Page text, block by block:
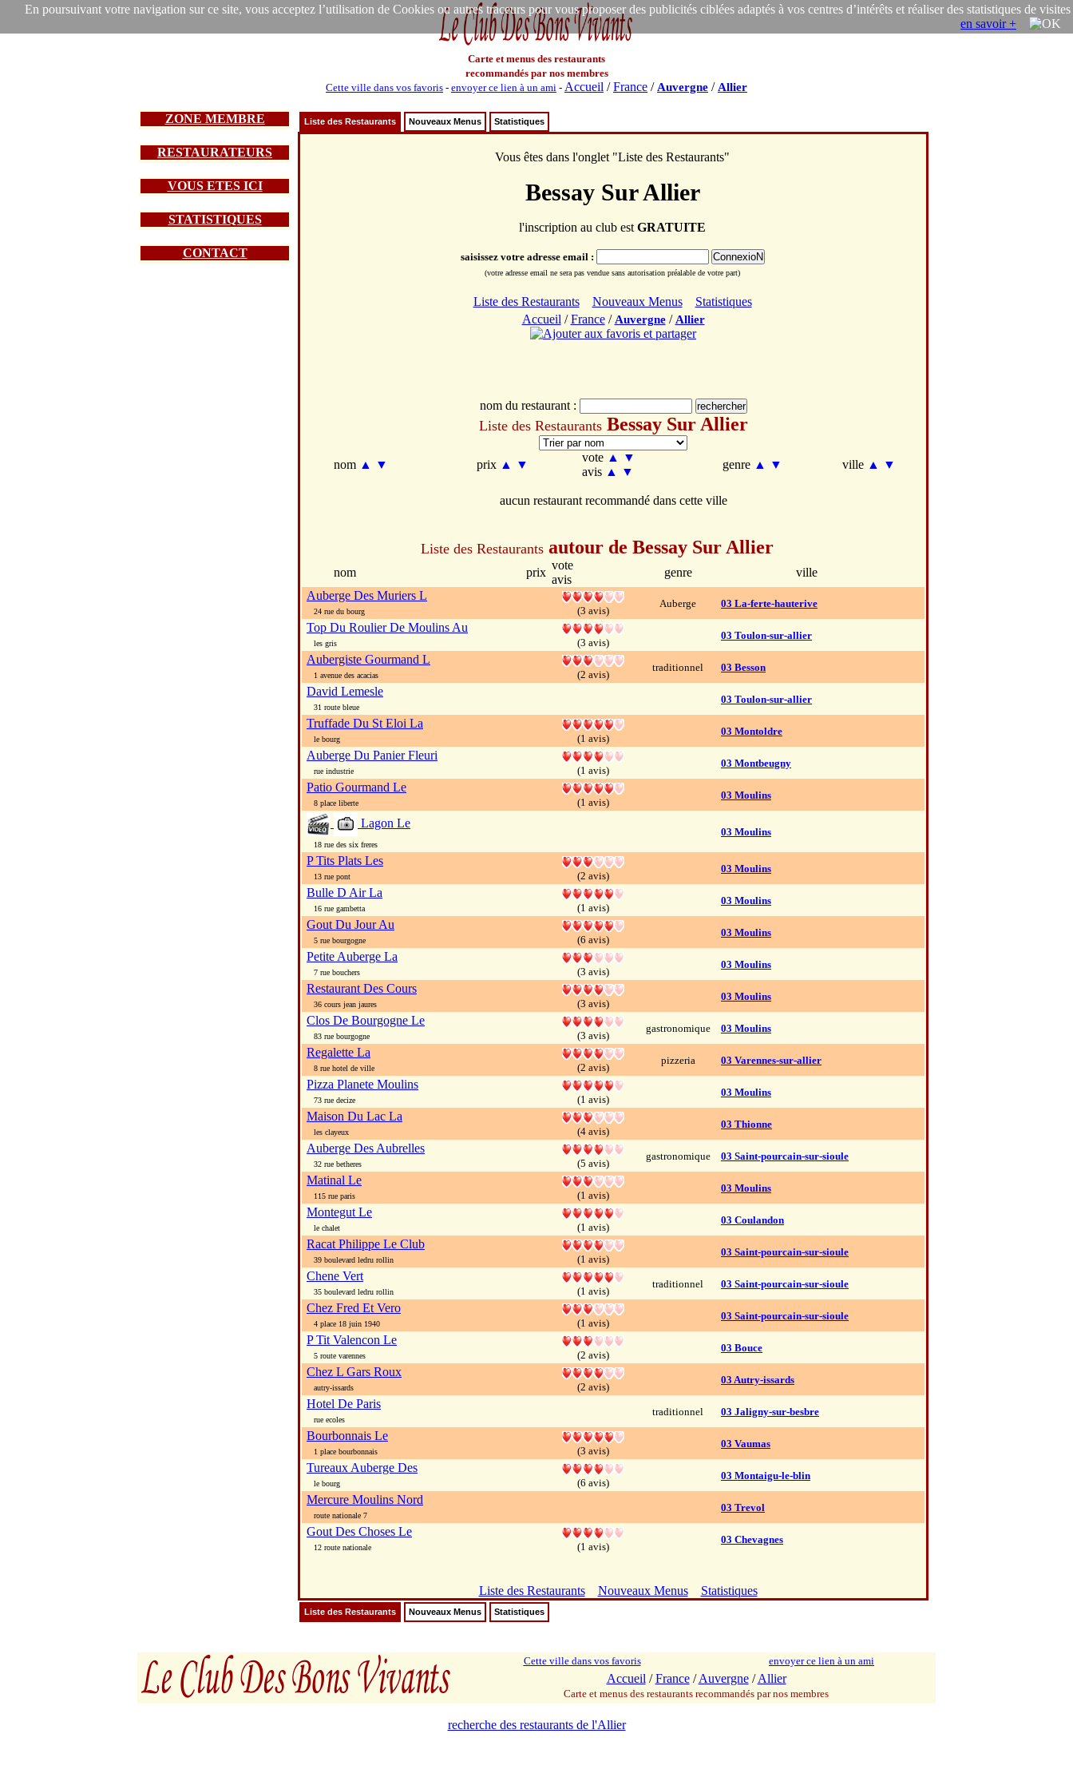
En poursuivant votre navigation sur ce site, vous acceptez l’utilisation de Cookies ou autres traceurs pour vous proposer des publicités ciblées adaptés à vos centres d’intérêts et réaliser des statistiques de visites
en savoir +
Carte et menus des restaurants
recommandés par nos membres
Cette ville dans vos favoris - envoyer ce lien à un ami - Accueil /France / Auvergne / Allier
ZONE MEMBRE
RESTAURATEURS
VOUS ETES ICI
STATISTIQUES
CONTACT
Liste des Restaurants Nouveaux Menus Statistiques
Vous êtes dans l'onglet "Liste des Restaurants"
Bessay Sur Allier
l'inscription au club est GRATUITE
saisissez votre adresse email :
(votre adresse email ne sera pas vendue sans autorisation préalable de votre part)
Liste des Restaurants Nouveaux Menus
Statistiques
Accueil /France/ Auvergne/ Allier
nom du restaurant :
Liste des Restaurants Bessay Sur Allier
nom ▲ ▼ prix ▲ ▼
vote ▲
▼
avis ▲ ▼
genre ▲ ▼ ville ▲ ▼
aucun restaurant recommandé dans cette ville
Liste des Restaurants autour de Bessay Sur Allier
nom prix
vote
avis
genre
ville
Auberge Des Muriers L
24 rue du bourg (3 avis)
Auberge 03 La-ferte-hauterive
Top Du Roulier De Moulins Au
les gris (3 avis)
03 Toulon-sur-allier
Aubergiste Gourmand L
1 avenue des acacias (2 avis)
traditionnel 03 Besson
David Lemesle
31 route bleue
03 Toulon-sur-allier
Truffade Du St Eloi La
le bourg (1 avis)
03 Montoldre
Auberge Du Panier Fleuri
rue industrie (1 avis)
03 Montbeugny
Patio Gourmand Le
8 place liberte (1 avis)
03 Moulins
Lagon Le
18 rue des six freres
03 Moulins
P Tits Plats Les
13 rue pont (2 avis)
03 Moulins
Bulle D Air La
16 rue gambetta (1 avis)
03 Moulins
Gout Du Jour Au
5 rue bourgogne (6 avis)
03 Moulins
Petite Auberge La
7 rue bouchers (3 avis)
03 Moulins
Restaurant Des Cours
36 cours jean jaures (3 avis)
03 Moulins
Clos De Bourgogne Le
83 rue bourgogne (3 avis)
gastronomique 03 Moulins
Regalette La
8 rue hotel de ville (2 avis)
pizzeria 03 Varennes-sur-allier
Pizza Planete Moulins
73 rue decize (1 avis)
03 Moulins
Maison Du Lac La
les clayeux (4 avis)
03 Thionne
Auberge Des Aubrelles
32 rue betheres (5 avis)
gastronomique 03 Saint-pourcain-sur-sioule
Matinal Le
115 rue paris (1 avis)
03 Moulins
Montegut Le
le chalet (1 avis)
03 Coulandon
Racat Philippe Le Club
39 boulevard ledru rollin (1 avis)
03 Saint-pourcain-sur-sioule
Chene Vert
35 boulevard ledru rollin (1 avis)
traditionnel 03 Saint-pourcain-sur-sioule
Chez Fred Et Vero
4 place 18 juin 1940 (1 avis)
03 Saint-pourcain-sur-sioule
P Tit Valencon Le
5 route varennes (2 avis)
03 Bouce
Chez L Gars Roux
autry-issards (2 avis)
03 Autry-issards
Hotel De Paris
rue ecoles
traditionnel 03 Jaligny-sur-besbre
Bourbonnais Le
1 place bourbonnais (3 avis)
03 Vaumas
Tureaux Auberge Des
le bourg (6 avis)
03 Montaigu-le-blin
Mercure Moulins Nord
route nationale 7
03 Trevol
Gout Des Choses Le
12 route nationale (1 avis)
03 Chevagnes
Liste des Restaurants Nouveaux Menus Statistiques
Liste des Restaurants Nouveaux Menus Statistiques
Cette ville dans vos favoris envoyer ce lien à un ami
Accueil /France/Auvergne/Allier
Carte et menus des restaurants recommandés par nos membres
recherche des restaurants de l'Allier